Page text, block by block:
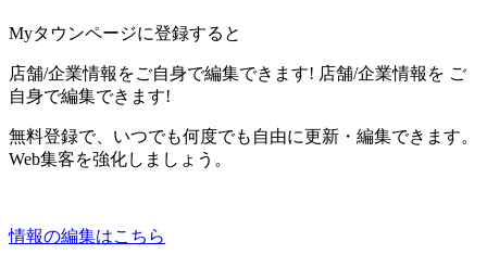
Myタウンページに登録すると
店舗/企業情報をご自身で編集できます! 店舗/企業情報を ご
自身で編集できます!
無料登録で、いつでも何度でも自由に更新・編集できます。
Web集客を強化しましょう。
情報の編集はこちら